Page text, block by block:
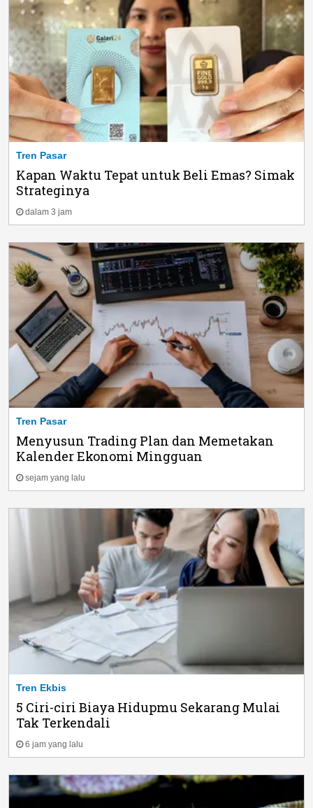
Tren Pasar
Kapan Waktu Tepat untuk Beli Emas? Simak
Strateginya
dalam 3 jam
Tren Pasar
Menyusun Trading Plan dan Memetakan
Kalender Ekonomi Mingguan
sejam yang lalu
Tren Ekbis
5 Ciri-ciri Biaya Hidupmu Sekarang Mulai
Tak Terkendali
6 jam yang lalu